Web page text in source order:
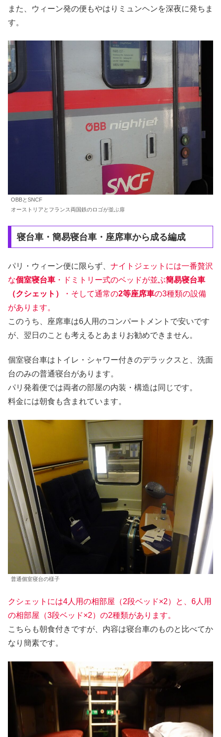
また、ウィーン発の便もやはりミュンヘンを深夜に発ちま
す。
OBBとSNCF
オーストリアとフランス両国鉄のロゴが並ぶ扉
寝台車・簡易寝台車・座席車から成る編成
パリ・ウィーン便に限らず、 ナイトジェットには一番贅沢
な個室寝台車 ・ドミトリー式のベッドが並ぶ簡易寝台車
（クシェット）
・そして通常の2等座席車の3種類の設備
があります。
このうち、座席車は6人用のコンパートメントで安いです
が、翌日のことも考えるとあまりお勧めできません。
個室寝台車はトイレ・シャワー付きのデラックスと、洗面
台のみの普通寝台があります。
パリ発着便では両者の部屋の内装・構造は同じです。
料金には朝食も含まれています。
普通個室寝台の様子
クシェットには4人用の相部屋（2段ベッド×2）と、6人用
の相部屋（3段ベッド×2）の2種類があります。
こちらも朝食付きですが、内容は寝台車のものと比べてか
なり簡素です。